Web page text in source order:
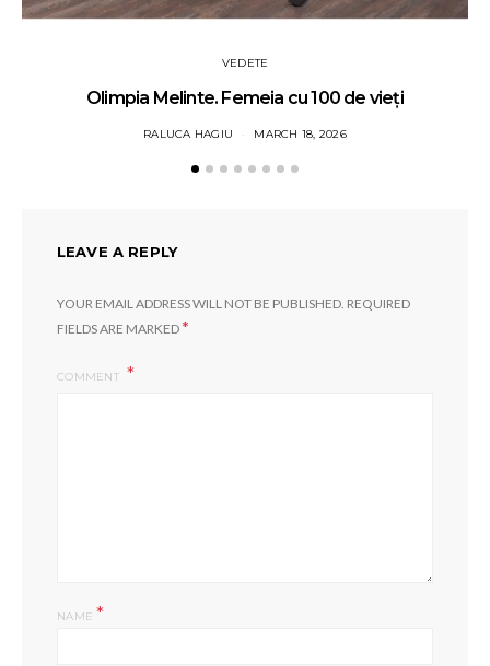
VEDETE
Olimpia Melinte. Femeia cu 100 de vieți
RALUCA HAGIU MARCH 18, 2026
LEAVE A REPLY
YOUR EMAIL ADDRESS WILL NOT BE PUBLISHED. REQUIRED
FIELDS ARE MARKED*
COMMENT
NAME*